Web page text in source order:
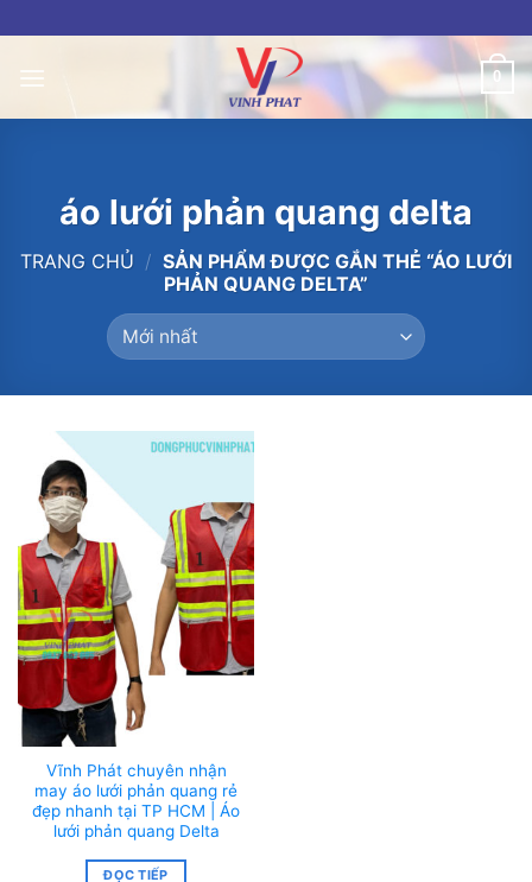
to
content
0
áo lưới phản quang delta
TRANG CHỦ / SẢN PHẨM ĐƯỢC GẮN THẺ “ÁO LƯỚI
PHẢN QUANG DELTA”
Vĩnh Phát chuyên nhận
may áo lưới phản quang rẻ
đẹp nhanh tại TP HCM | Áo
lưới phản quang Delta
ĐỌC TIẾP